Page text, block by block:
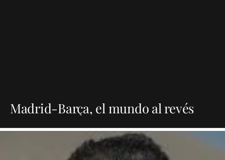
Madrid-Barça, el mundo al revés